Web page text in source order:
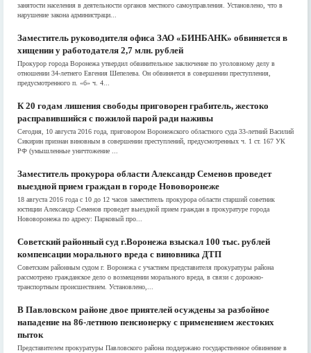
занятости населения в деятельности органов местного самоуправления. Установлено, что в
нарушение закона администраци...
Заместитель руководителя офиса ЗАО «БИНБАНК» обвиняется в
хищении у работодателя 2,7 млн. рублей
Прокурор города Воронежа утвердил обвинительное заключение по уголовному делу в
отношении 34-летнего Евгения Шепелева. Он обвиняется в совершении преступления,
предусмотренного п. «б» ч. 4...
К 20 годам лишения свободы приговорен грабитель, жестоко
расправившийся с пожилой парой ради наживы
Сегодня, 10 августа 2016 года, приговором Воронежского областного суда 33-летний Василий
Сикирин признан виновным в совершении преступлений, предусмотренных ч. 1 ст. 167 УК
РФ (умышленные уничтожение ...
Заместитель прокурора области Александр Семенов проведет
выездной прием граждан в городе Нововоронеже
18 августа 2016 года с 10 до 12 часов заместитель прокурора области старший советник
юстиции Александр Семенов проведет выездной прием граждан в прокуратуре города
Нововоронежа по адресу: Парковый про...
Советский районный суд г.Воронежа взыскал 100 тыс. рублей
компенсации морального вреда с виновника ДТП
Советским районным судом г. Воронежа с участием представителя прокуратуры района
рассмотрено гражданское дело о возмещении морального вреда, в связи с дорожно-
транспортным происшествием. Установлено,...
В Павловском районе двое приятелей осуждены за разбойное
нападение на 86-летнюю пенсионерку с применением жестоких
пыток
Представителем прокуратуры Павловского района поддержано государственное обвинение в